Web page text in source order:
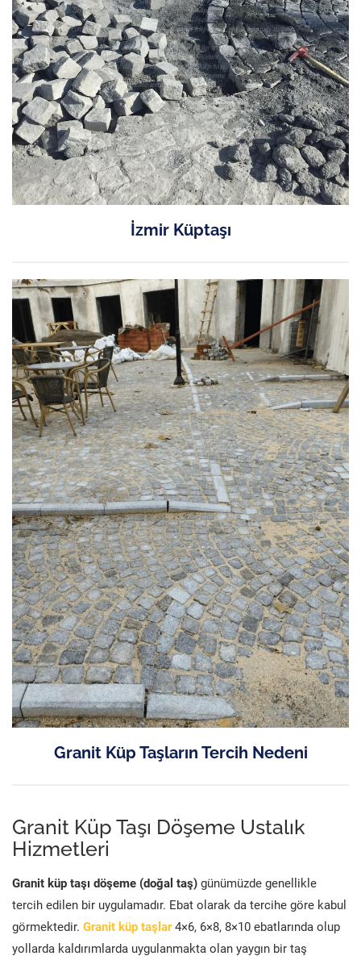
İzmir Küptaşı
Granit Küp Taşların Tercih Nedeni
Granit Küp Taşı Döşeme Ustalık
Hizmetleri
Granit küp taşı döşeme (doğal taş) günümüzde genellikle
tercih edilen bir uygulamadır. Ebat olarak da tercihe göre kabul
görmektedir. Granit küp taşlar 4×6, 6×8, 8×10 ebatlarında olup
yollarda kaldırımlarda uygulanmakta olan yaygın bir taş